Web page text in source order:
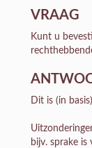
VRAAG
Kunt u
Dit is (in
bijv. sprake